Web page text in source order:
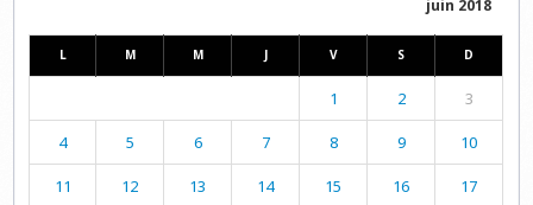
juin 2018
L M M J V S D
1 2 3
4 5 6 7 8 9 10
11 12 13 14 15 16 17